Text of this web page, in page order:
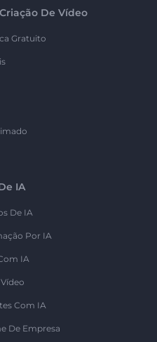
De Vídeo
Gratuito
IA
De IA
Por IA
IA
Com IA
De Empresa